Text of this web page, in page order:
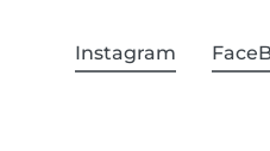
Instagram